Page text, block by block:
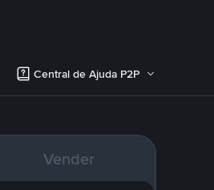
Central de Ajuda P2P
Vender